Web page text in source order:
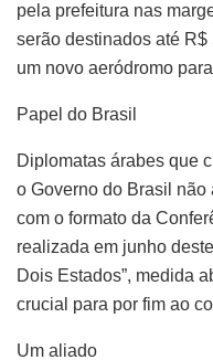
pela prefeitura nas
serão destinados até
um novo aeródromo
Papel do Brasil
Diplomatas árabes que
o Governo do Brasil
com o formato da
realizada em junho
Dois Estados”, medida
crucial para por fim ao
Um aliado